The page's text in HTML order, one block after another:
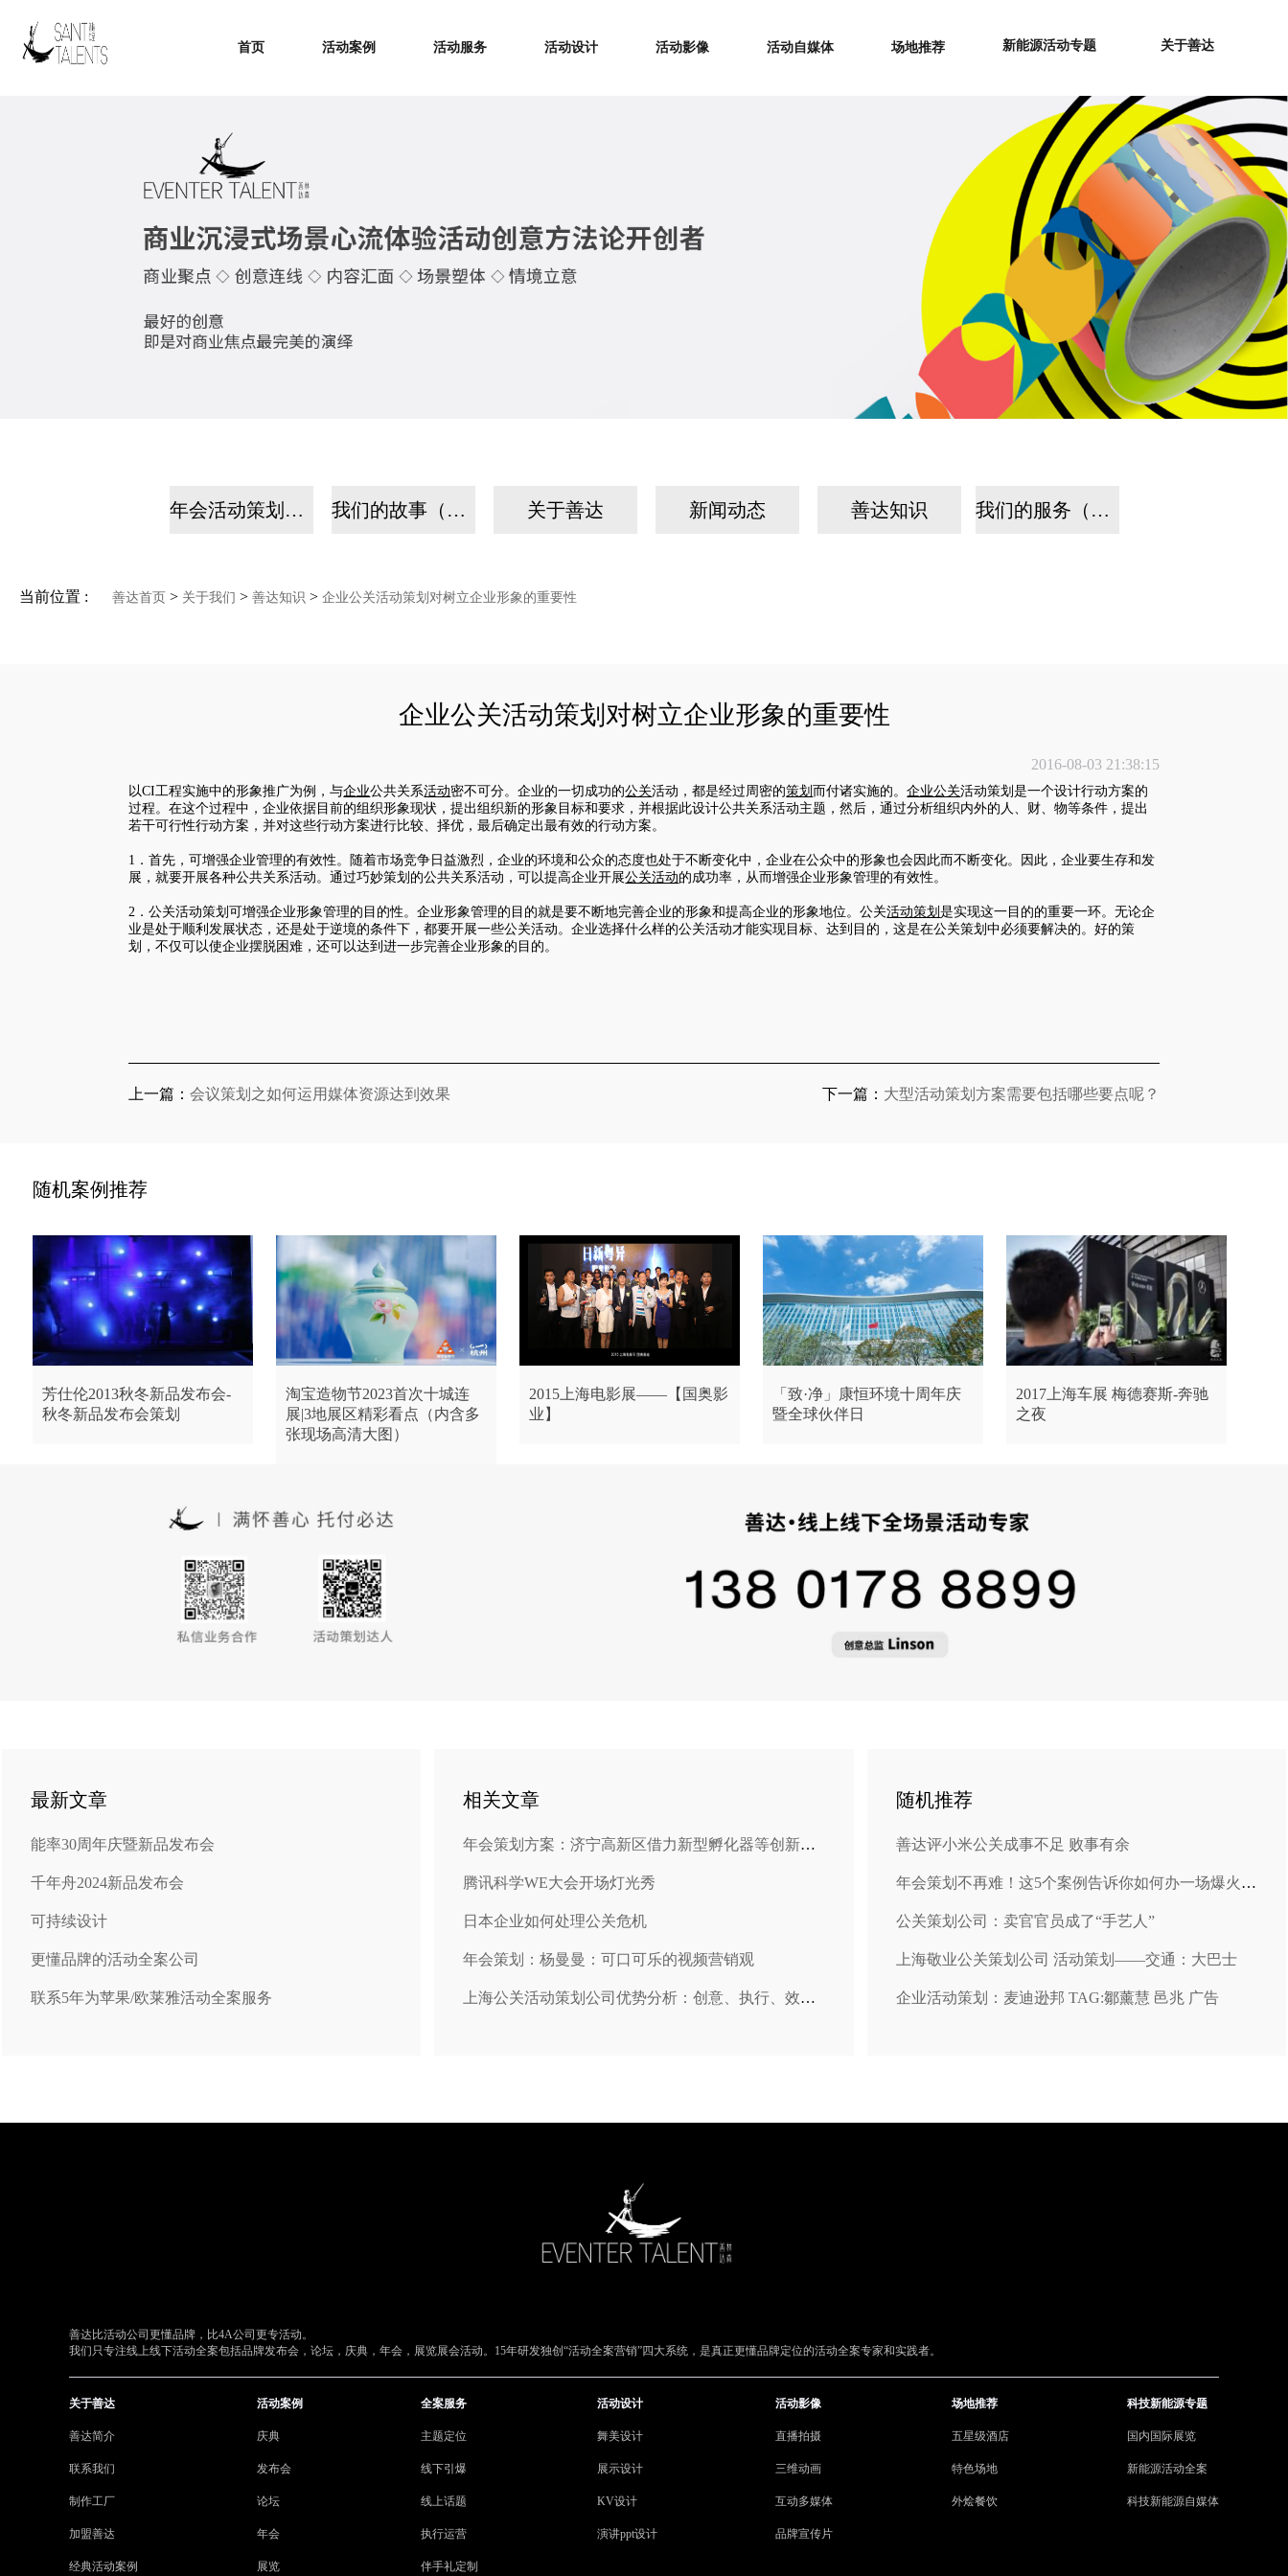
首页 活动案例 活动服务 活动设计 活动影像 活动自媒体 场地推荐 新能源活动专题 关于善达
年会活动策划公司 我们的故事（手机） 关于善达 新闻动态 善达知识 我们的服务（手机）
当前位置 : 善达首页 > 关于我们 > 善达知识 > 企业公关活动策划对树立企业形象的重要性
企业公关活动策划对树立企业形象的重要性
2016-08-03 21:38:15
以CI工程实施中的形象推广为例，与企业公共关系活动密不可分。企业的一切成功的公关活动，都是经过周密的策划而付诸实施的。企业公关活动策划是一个设计行动方案的
过程。在这个过程中，企业依据目前的组织形象现状，提出组织新的形象目标和要求，并根据此设计公共关系活动主题 ，然后，通过分析组织内外的人、财、物等条件，提出
若干可行性行动方案，并对这些行动方案进行比较、择优，最后确定出最有效的行动方案。
1．首先，可增强企业管理的有效性。随着市场竞争日益激烈，企业的环境和公众的态度也处于不断变化中，企业在公众中的形象也会因此而不断变化。因此，企业要生存和发
展，就要开展各种公共关系活动。通过巧妙策划的公共关系活动，可以提高企业开展公关活动的成功率，从而增强企业形象管理的有效性。
2．公关活动策划可增强企业形象管理的目的性。企业形象管理的目的就是要不断地完善企业的形象和提高企业的形象地位。公关活动策划是实现这一目的的重要一环。无论企
业是处于顺利发展状态，还是处于逆境的条件下，都要开展一些公关活动。企业选择什么样的公关活动才能实现目标、达到目的，这是在公关策划中必须要解决的。好的策
划，不仅可以使企业摆脱困难，还可以达到进一步完善企业形象的目的。
上一篇：会议策划之如何运用媒体资源达到效果 下一篇： 大型活动策划方案需要包括哪些要点呢？
随机案例推荐
芳仕伦2013秋冬新品发布会-
秋冬新品发布会策划
淘宝造物节2023首次十城连
展|3地展区精彩看点（内含多
张现场高清大图）
2015上海电影展——【国奥影
业】
「致·净」康恒环境十周年庆
暨全球伙伴日
2017上海车展 梅德赛斯-奔驰
之夜
最新文章
能率30周年庆暨新品发布会
千年舟2024新品发布会
可持续设计
更懂品牌的活动全案公司
联系5年为苹果/欧莱雅活动全案服务
相关文章
年会策划方案：济宁高新区借力新型孵化器等创新手段促创业
腾讯科学WE大会开场灯光秀
日本企业如何处理公关危机
年会策划：杨曼曼：可口可乐的视频营销观
上海公关活动策划公司优势分析：创意、执行、效果三位一体！
随机推荐
善达评小米公关成事不足 败事有余
年会策划不再难！这5个案例告诉你如何办一场爆火的年会！
公关策划公司：卖官官员成了“手艺人”
上海敬业公关策划公司 活动策划——交通：大巴士
企业活动策划：麦迪逊邦 TAG:鄒薰慧 邑兆 广告
善达比活动公司更懂品牌，比4A公司更专活动。
我们只专注线上线下活动全案包括品牌发布会，论坛，庆典，年会，展览展会活动。15年研发独创“活动全案营销”四大系统，是真正更懂品牌定位的活动全案专家和实践者。
关于善达
善达简介
联系我们
制作工厂
加盟善达
经典活动案例
活动案例
庆典
发布会
论坛
年会
展览
全案服务
主题定位
线下引爆
线上话题
执行运营
伴手礼定制
活动设计
舞美设计
展示设计
KV设计
演讲ppt设计
活动影像
直播拍摄
三维动画
互动多媒体
品牌宣传片
场地推荐
五星级酒店
特色场地
外烩餐饮
科技新能源专题
国内国际展览
新能源活动全案
科技新能源自媒体